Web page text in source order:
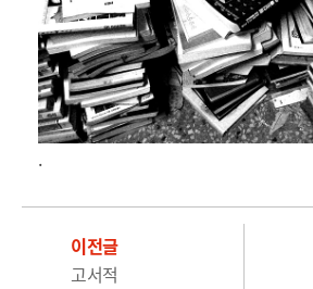
.
이전글
고서적